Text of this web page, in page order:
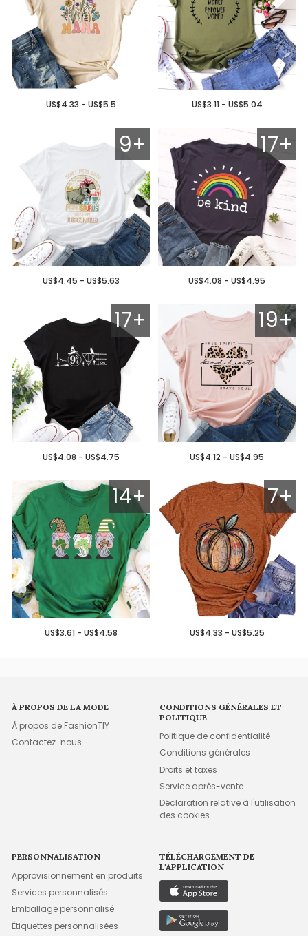
US$4.33 - US$5.5 US$3.11 - US$5.04
9+
US$4.45 - US$5.63
17+
US$4.08 - US$4.95
17+
US$4.08 - US$4.75
19+
US$4.12 - US$4.95
14+
US$3.61 - US$4.58
7+
US$4.33 - US$5.25
À PROPOS DE LA MODE
À propos de FashionTIY
Contactez-nous
CONDITIONS GÉNÉRALES ET
POLITIQUE
Politique de confidentialité
Conditions générales
Droits et taxes
Service après-vente
Déclaration relative à l'utilisation
des cookies
PERSONNALISATION
Approvisionnement en produits
Services personnalisés
Emballage personnalisé
Étiquettes personnalisées
TÉLÉCHARGEMENT DE
L'APPLICATION